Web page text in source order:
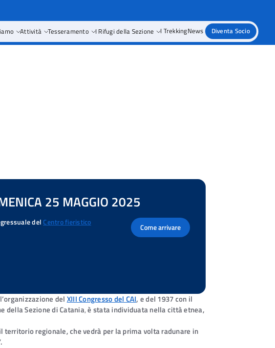
Attività Tesseramento I Rifugi della Sezione I TrekkingNews Diventa Socio
25 MAGGIO 2025
delCentro fieristico
Come arrivare
del XIII Congresso del CAI, e del 1937 con il
della Sezione di Catania,è stata individuata nella città etnea,
regionale, che vedrà per la prima volta radunare in